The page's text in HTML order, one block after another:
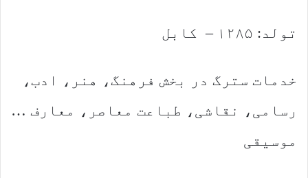
تولد: ۱۲۸۵ – کابل
خدمات سترگ در بخش فرهنگ، هنر، ادب،
رسامی، نقاشی، طباعت معاصر، معارف …
موسیقی